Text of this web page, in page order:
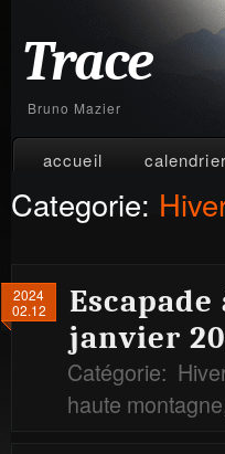
Trace
Bruno Mazier
accueil calendrier
Categorie:
2024
02.12
janvier
Catégorie:
haute montagne